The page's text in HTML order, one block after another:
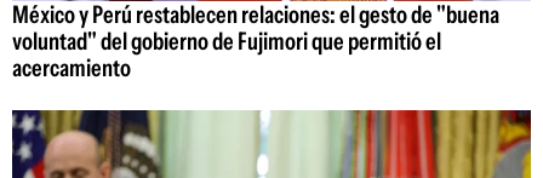
México y Perú restablecen relaciones: el gesto de "buena
voluntad" del gobierno de Fujimori que permitió el
acercamiento